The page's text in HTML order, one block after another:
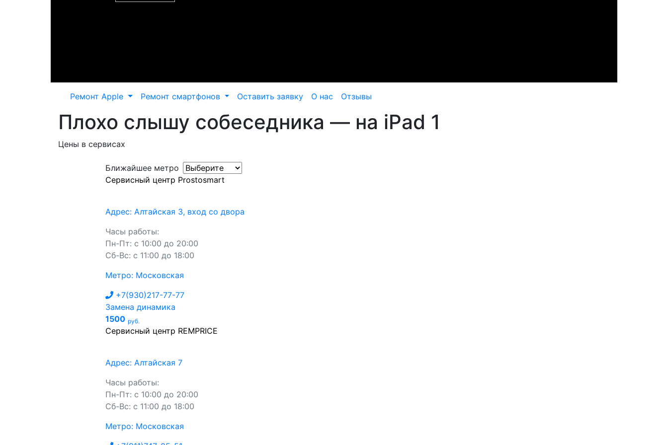
Ремонт Apple Ремонт смартфонов Оставить заявку О нас Отзывы
Плохо слышу собеседника — на iPad 1
Цены в сервисах
Ближайшее метро
Сервисный центр Prostosmart
Адрес: Алтайская 3, вход со двора
Часы работы:
Пн-Пт: с 10:00 до 20:00
Сб-Вс: с 11:00 до 18:00
Метро: Московская
+7(930)217-77-77
Замена динамика
1500 руб.
Сервисный центр REMPRICE
Адрес: Алтайская 7
Часы работы:
Пн-Пт: с 10:00 до 20:00
Сб-Вс: с 11:00 до 18:00
Метро: Московская